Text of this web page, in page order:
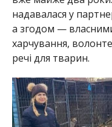
надавалася у
а згодом —
харчування,
речі для тварин.